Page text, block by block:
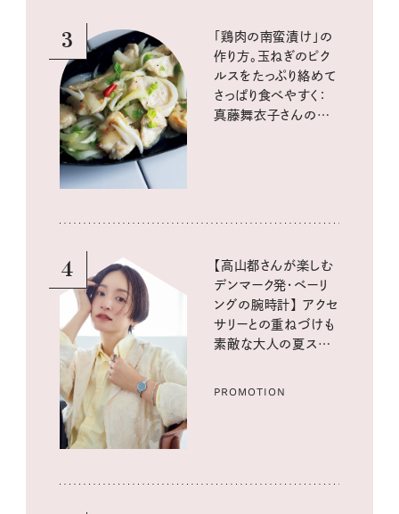
3
「鶏肉の南蛮漬け」の
作り方。玉ねぎのピク
ルスをたっぷり絡めて
さっぱり食べやすく：
真藤舞衣子さんの発
4
【高山都さんが楽しむ
デンマーク発・ベーリ
ングの腕時計】 アクセ
サリーとの重ねづけも
素敵な大人の夏スタイ
PROMOTION